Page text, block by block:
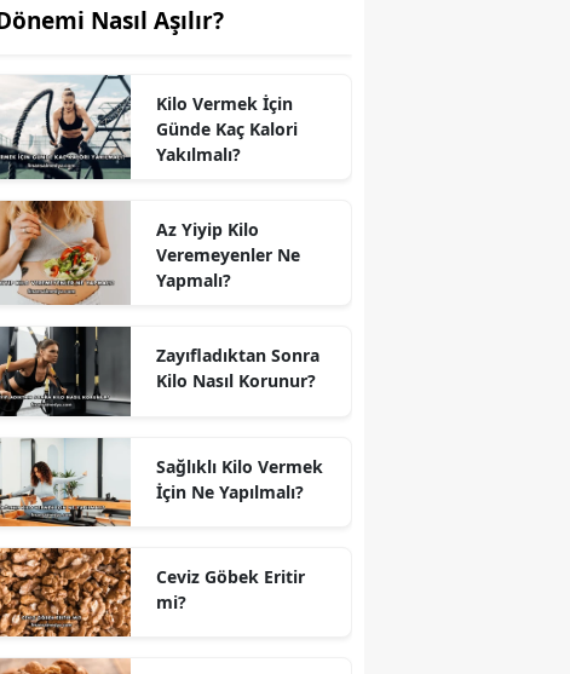
Nasıl Aşılır?
Kilo Vermek İçin
Günde Kaç Kalori
Yakılmalı?
Az Yiyip Kilo
Veremeyenler Ne
Yapmalı?
Zayıfladıktan Sonra
Kilo Nasıl Korunur?
Sağlıklı Kilo Vermek
İçin Ne Yapılmalı?
Ceviz Göbek Eritir
mi?